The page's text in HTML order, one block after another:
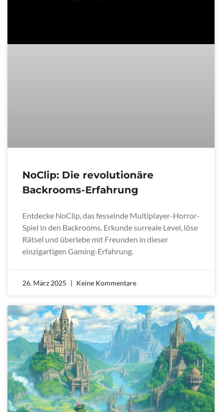
NoClip: Die revolutionäre
Backrooms-Erfahrung
Entdecke NoClip, das fesselnde Multiplayer-Horror-
Spiel in den Backrooms. Erkunde surreale Level, löse
Rätsel und überlebe mit Freunden in dieser
einzigartigen Gaming-Erfahrung.
26. März 2025 Keine Kommentare